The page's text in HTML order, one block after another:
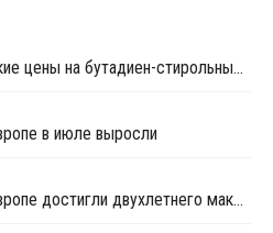
Trinseo поднимет октябрьские цены на бутадиен-стирольные латексы для Северной Америки
в июле выросли
Контрактные цены БСК в Европе достигли двухлетнего максимума в мае